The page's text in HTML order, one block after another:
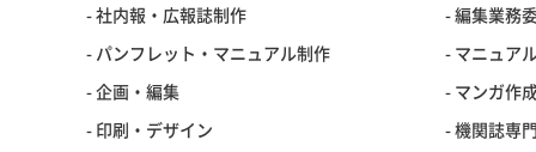
- 社内報・広報誌制作
- パンフレット・マニュアル制作
- 企画・編集
- 印刷・デザイン
- 編集業務
- マニュア
- マンガ作
- 機関誌専